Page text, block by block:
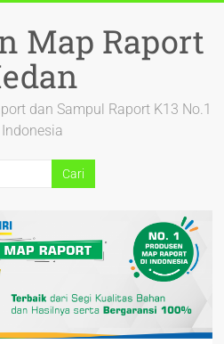
Map Raport
dan Sampul Raport K13 No.1